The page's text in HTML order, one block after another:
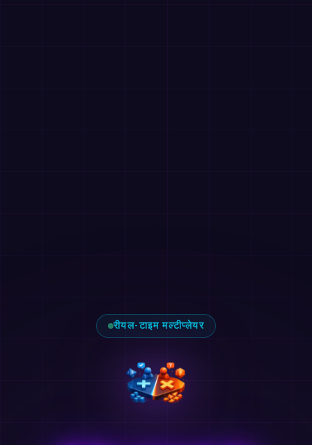
रीयल-टाइम मल्टीप्लेयर